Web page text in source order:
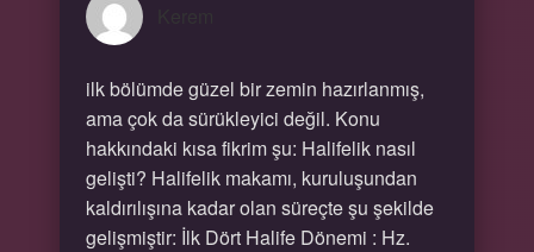
ilk bölümde güzel bir zemin hazırlanmış,
ama çok da sürükleyici değil. Konu
hakkındaki kısa fikrim şu: Halifelik nasıl
gelişti? Halifelik makamı, kuruluşundan
kaldırılışına kadar olan süreçte şu şekilde
gelişmiştir: İlk Dört Halife Dönemi : Hz.